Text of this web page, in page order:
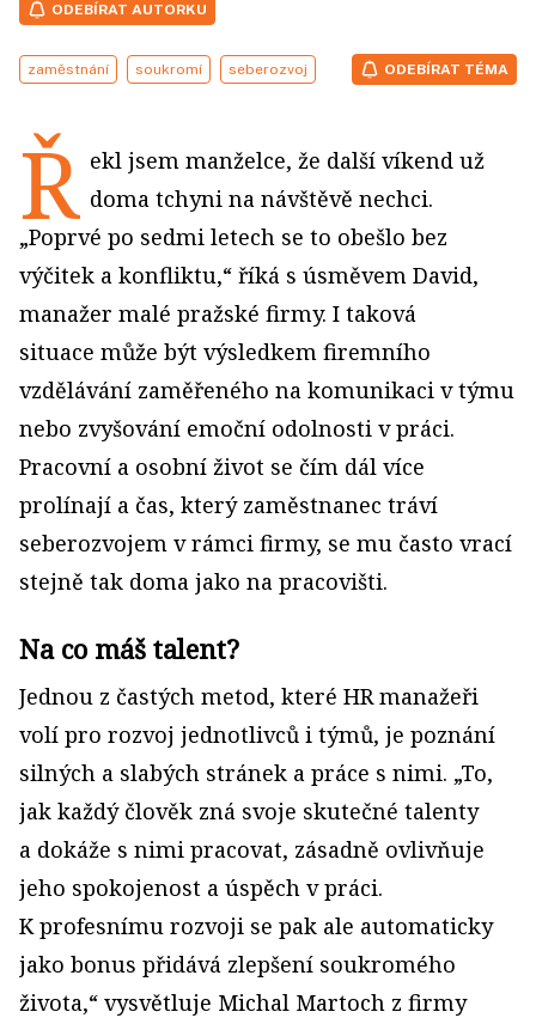
ODEBÍRAT AUTORKU
zaměstnání soukromí seberozvoj ODEBÍRAT TÉMA
Ř ekl jsem manželce, že další víkend už
doma tchyni na návštěvě nechci.
„Poprvé po sedmi letech se to obešlo bez
výčitek a konfliktu,“ říká s úsměvem David,
manažer malé pražské firmy. I taková
situace může být výsledkem firemního
vzdělávání zaměřeného na komunikaci v týmu
nebo zvyšování emoční odolnosti v práci.
Pracovní a osobní život se čím dál více
prolínají a čas, který zaměstnanec tráví
seberozvojem v rámci firmy, se mu často vrací
stejně tak doma jako na pracovišti.
Na co máš talent?
Jednou z častých metod, které HR manažeři
volí pro rozvoj jednotlivců i týmů, je poznání
silných a slabých stránek a práce s nimi. „To,
jak každý člověk zná svoje skutečné talenty
a dokáže s nimi pracovat, zásadně ovlivňuje
jeho spokojenost a úspěch v práci.
K profesnímu rozvoji se pak ale automaticky
jako bonus přidává zlepšení soukromého
života,“ vysvětluje Michal Martoch z firmy